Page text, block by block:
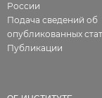
России
Подача сведений об
опубликованных
Публикации